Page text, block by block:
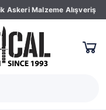
Askeri Malzeme Alışveriş